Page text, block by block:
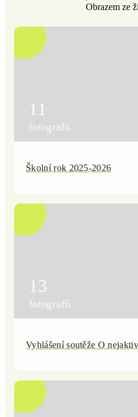
Obrazem ze
11
fotografií
Školní rok 2025-2026
13
fotografií
Vyhlášení soutěže O